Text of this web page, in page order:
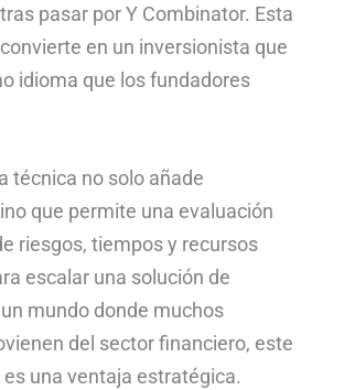
pasar por Y Combinator. Esta
en un inversionista que
idioma que los fundadores
técnica no solo añade
que permite una evaluación
riesgos, tiempos y recursos
escalar una solución de
mundo donde muchos
del sector financiero, este
una ventaja estratégica.